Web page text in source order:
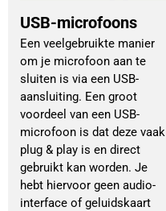
USB-microfoons
Een veelgebruikte manier
om je microfoon aan te
sluiten is via een USB-
aansluiting. Een groot
voordeel van een USB-
microfoon is dat deze vaak
plug & play is en direct
gebruikt kan worden. Je
hebt hiervoor geen audio-
interface of geluidskaart